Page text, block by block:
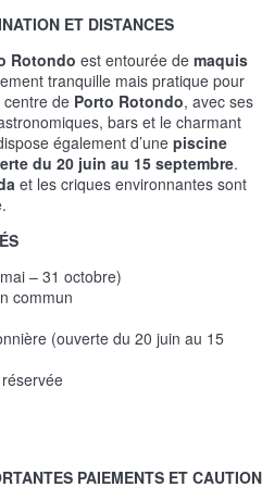
ET DISTANCES
Rotondo est entourée de maquis
tranquille mais pratique pour
de Porto Rotondo, avec ses
bars et le charmant
également d’une piscine
du 20 juin au 15 septembre.
et les criques environnantes sont
– 31 octobre)
commun
(ouverte du 20 juin au 15
PAIEMENTS ET CAUTION